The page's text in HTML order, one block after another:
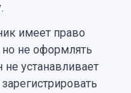
имеет право
но не оформлять
не устанавливает